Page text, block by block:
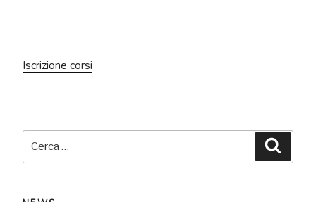
Iscrizione corsi